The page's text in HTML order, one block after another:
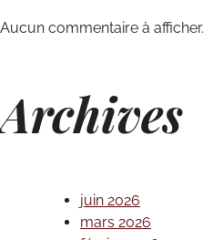
Aucun commentaire à afficher.
Archives
juin 2026
mars 2026